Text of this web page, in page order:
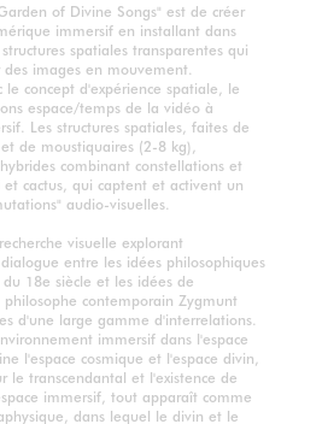
of Divine Songs" est de créer
immersif en installant dans
spatiales transparentes qui
images en mouvement.
concept d'expérience spatiale, le
espace/temps de la vidéo à
Les structures spatiales, faites de
de moustiquaires (2-8 kg),
combinant constellations et
cactus, qui captent et activent un
audio-visuelles.
visuelle explorant
entre les idées philosophiques
18e siècle et les idées de
contemporain Zygmunt
d'une large gamme d'interrelations.
immersif dans l'espace
l'espace cosmique et l'espace divin,
le transcendantal et l'existence de
immersif, tout apparaît comme
dans lequel le divin et le